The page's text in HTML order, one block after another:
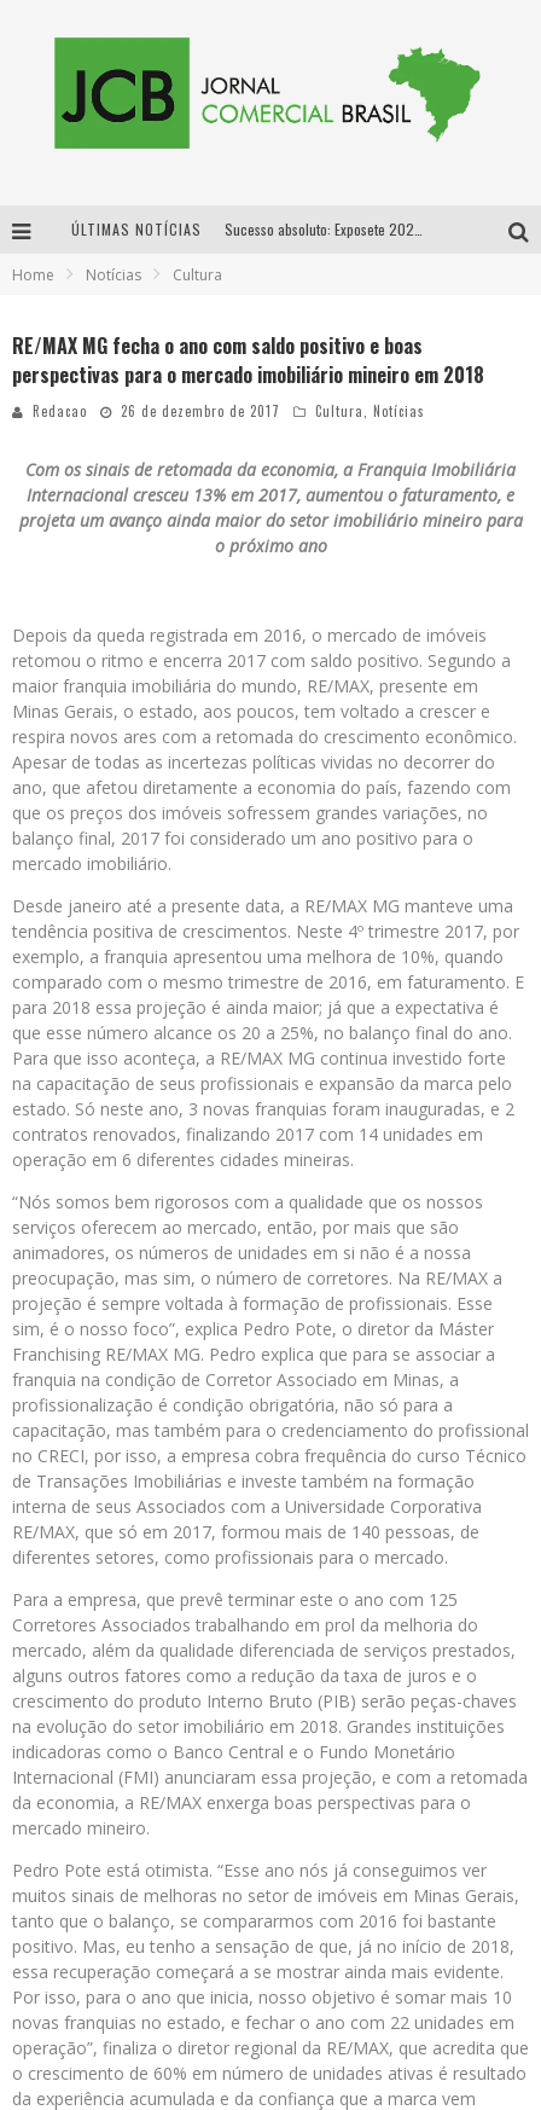
ÚLTIMAS NOTÍCIAS
Proibida anuncia retorno da Puro Malte Extra e consolida trajetória de democratização cervejeira no Brasil
Home Notícias Cultura
RE/MAX MG fecha o ano com saldo positivo e boas
perspectivas para o mercado imobiliário mineiro em 2018
Redacao 26 de dezembro de 2017 Cultura Notícias
Com os sinais de retomada da economia, a Franquia Imobiliária
Internacional cresceu 13% em 2017, aumentou o faturamento, e
projeta um avanço ainda maior do setor imobiliário mineiro para
o próximo ano
Depois da queda registrada em 2016, o mercado de imóveis
retomou o ritmo e encerra 2017 com saldo positivo. Segundo a
maior franquia imobiliária do mundo, RE/MAX, presente em
Minas Gerais, o estado, aos poucos, tem voltado a crescer e
respira novos ares com a retomada do crescimento econômico.
Apesar de todas as incertezas políticas vividas no decorrer do
ano, que afetou diretamente a economia do país, fazendo com
que os preços dos imóveis sofressem grandes variações, no
balanço final, 2017 foi considerado um ano positivo para o
mercado imobiliário.
Desde janeiro até a presente data, a RE/MAX MG manteve uma
tendência positiva de crescimentos. Neste 4º trimestre 2017, por
exemplo, a franquia apresentou uma melhora de 10%, quando
comparado com o mesmo trimestre de 2016, em faturamento. E
para 2018 essa projeção é ainda maior; já que a expectativa é
que esse número alcance os 20 a 25%, no balanço final do ano.
Para que isso aconteça, a RE/MAX MG continua investido forte
na capacitação de seus profissionais e expansão da marca pelo
estado. Só neste ano, 3 novas franquias foram inauguradas, e 2
contratos renovados, finalizando 2017 com 14 unidades em
operação em 6 diferentes cidades mineiras.
“Nós somos bem rigorosos com a qualidade que os nossos
serviços oferecem ao mercado, então, por mais que são
animadores, os números de unidades em si não é a nossa
preocupação, mas sim, o número de corretores. Na RE/MAX a
projeção é sempre voltada à formação de profissionais. Esse
sim, é o nosso foco”, explica Pedro Pote, o diretor da Máster
Franchising RE/MAX MG. Pedro explica que para se associar a
franquia na condição de Corretor Associado em Minas, a
profissionalização é condição obrigatória, não só para a
capacitação, mas também para o credenciamento do profissional
no CRECI, por isso, a empresa cobra frequência do curso Técnico
de Transações Imobiliárias e investe também na formação
interna de seus Associados com a Universidade Corporativa
RE/MAX, que só em 2017, formou mais de 140 pessoas, de
diferentes setores, como profissionais para o mercado.
Para a empresa, que prevê terminar este o ano com 125
Corretores Associados trabalhando em prol da melhoria do
mercado, além da qualidade diferenciada de serviços prestados,
alguns outros fatores como a redução da taxa de juros e o
crescimento do produto Interno Bruto (PIB) serão peças-chaves
na evolução do setor imobiliário em 2018. Grandes instituições
indicadoras como o Banco Central e o Fundo Monetário
Internacional (FMI) anunciaram essa projeção, e com a retomada
da economia, a RE/MAX enxerga boas perspectivas para o
mercado mineiro.
Pedro Pote está otimista. “Esse ano nós já conseguimos ver
muitos sinais de melhoras no setor de imóveis em Minas Gerais,
tanto que o balanço, se compararmos com 2016 foi bastante
positivo. Mas, eu tenho a sensação de que, já no início de 2018,
essa recuperação começará a se mostrar ainda mais evidente.
Por isso, para o ano que inicia, nosso objetivo é somar mais 10
novas franquias no estado, e fechar o ano com 22 unidades em
operação”, finaliza o diretor regional da RE/MAX, que acredita que
o crescimento de 60% em número de unidades ativas é resultado
da experiência acumulada e da confiança que a marca vem